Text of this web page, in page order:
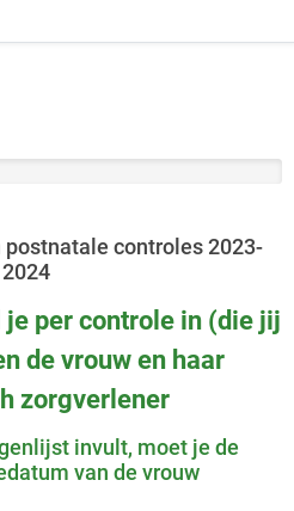
postnatale controles 2023-
2024
per controle in (die jij
de vrouw en haar
zorgverlener
invult, moet je de
van de vrouw